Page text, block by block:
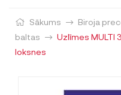
Sākums Biroja
baltas
Uzlīmes MULTI
loksnes